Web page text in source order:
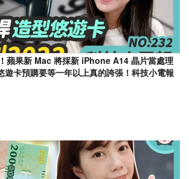
蘋果新 Mac 將採新 iPhone A14 晶片當處理
遊卡預購要等一年以上真的誇張！科技小電報